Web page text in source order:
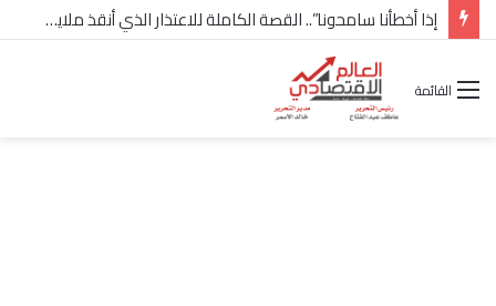
إذا أخطأنا سامحونا”.. القصة الكاملة للاعتذار الذي أنقذ ملايين “إعمار” في الساحل الشمالي
القائمة